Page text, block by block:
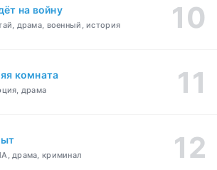
на войну
драма, военный, история
комната
драма
драма, криминал